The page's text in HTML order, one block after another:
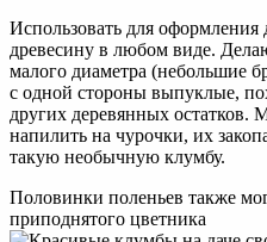
Использовать для
древесину в любом виде.
малого диаметра (небольшие
с одной стороны выпуклые,
других деревянных остатков.
напилить на чурочки, их
такую необычную клумбу.
Половинки поленьев также
приподнятого цветника